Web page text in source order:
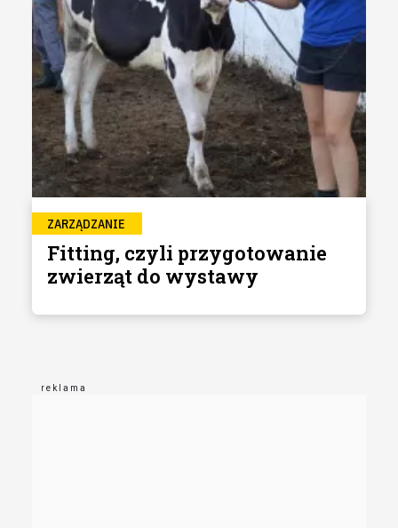
ZARZĄDZANIE
Fitting, czyli przygotowanie
zwierząt do wystawy